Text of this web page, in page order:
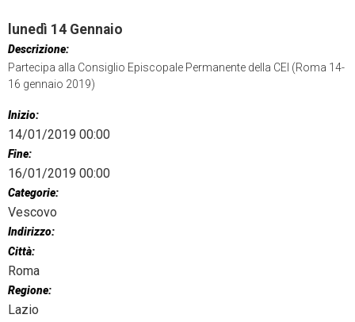
lunedì 14 Gennaio
Descrizione:
Partecipa alla Consiglio Episcopale Permanente della CEI (Roma 14-
16 gennaio 2019)
Inizio:
14/01/2019 00:00
Fine:
16/01/2019 00:00
Categorie:
Vescovo
Indirizzo:
Città:
Roma
Regione:
Lazio